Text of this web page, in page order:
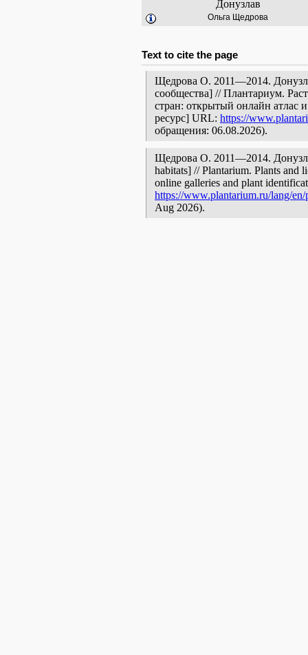
Донузлав
Ольга Щедрова
Text to cite the page
Щедрова О. 2011—2014.
сообщества] // Плантариум.
стран: открытый онлайн атлас
ресурс] URL: https://
обращения: 06.08.2026).
Щедрова О. 2011—2014.
habitats] // Plantarium. Plants and
online galleries and plant
https://www.plantarium.ru/lang/
Aug 2026).